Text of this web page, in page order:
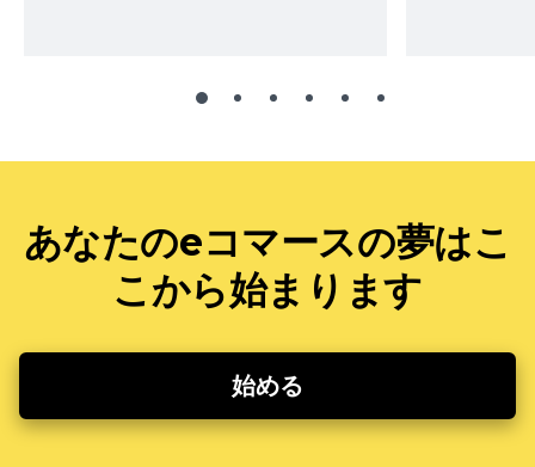
あなたのeコマースの夢はこ
こから始まります
始める